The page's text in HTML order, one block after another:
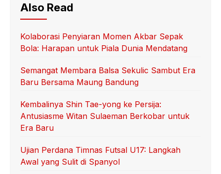
Also Read
Kolaborasi Penyiaran Momen Akbar Sepak
Bola: Harapan untuk Piala Dunia Mendatang
Semangat Membara Balsa Sekulic Sambut Era
Baru Bersama Maung Bandung
Kembalinya Shin Tae-yong ke Persija:
Antusiasme Witan Sulaeman Berkobar untuk
Era Baru
Ujian Perdana Timnas Futsal U17: Langkah
Awal yang Sulit di Spanyol